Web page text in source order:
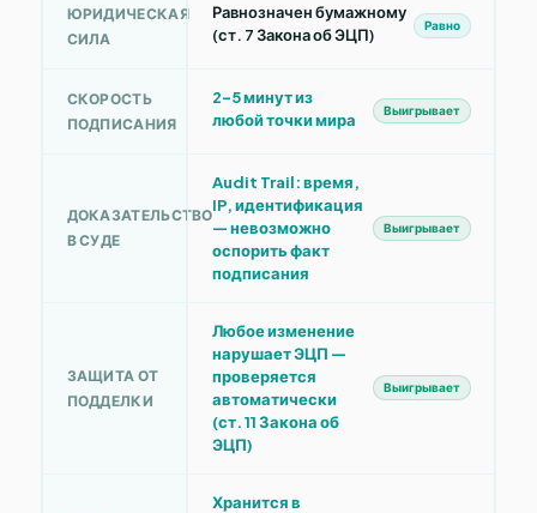
ЮРИДИЧЕСКАЯ
СИЛА
Равнозначен бумажному
(ст. 7 Закона об ЭЦП)
Равно
СКОРОСТЬ
ПОДПИСАНИЯ
2–5 минут из
любой точки мира
Выигрывает
ДОКАЗАТЕЛЬСТВО
В СУДЕ
Audit Trail: время,
IP, идентификация
— невозможно
оспорить факт
подписания
Выигрывает
ЗАЩИТА ОТ
ПОДДЕЛКИ
Любое изменение
нарушает ЭЦП —
проверяется
автоматически
(ст. 11 Закона об
ЭЦП)
Выигрывает
Хранится в